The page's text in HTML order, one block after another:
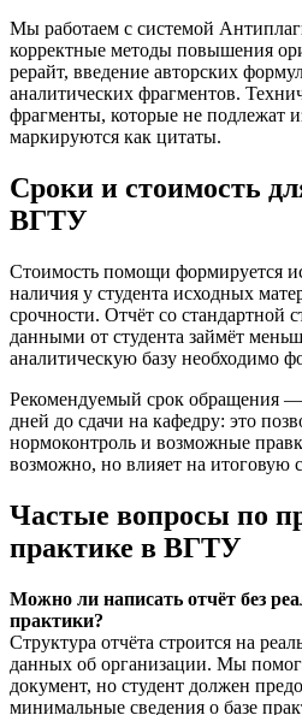
Мы работаем с системой
корректные методы повышения
рерайт, введение авторских
аналитических фрагментов.
фрагменты, которые не подлежат
маркируются как цитаты.
Сроки и стоимость
ВГТУ
Стоимость помощи формируется
наличия у студента исходных
срочности. Отчёт со стандартной
данными от студента займёт
аналитическую базу необходимо
Рекомендуемый срок обращения —
дней до сдачи на кафедру: это
нормоконтроль и возможные
возможно, но влияет на итоговую
Частые вопросы по
практике в ВГТУ
Можно ли написать отчёт без
практики?
Структура отчёта строится на
данных об организации. Мы
документ, но студент должен
минимальные сведения о базе